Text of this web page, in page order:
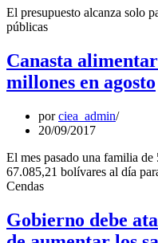
El presupuesto alcanza solo
públicas
Canasta
millones en agosto
porciea_admin
20/09/2017
El mes pasado una familia
67.085,21 bolívares al día
Cendas
Gobierno debe